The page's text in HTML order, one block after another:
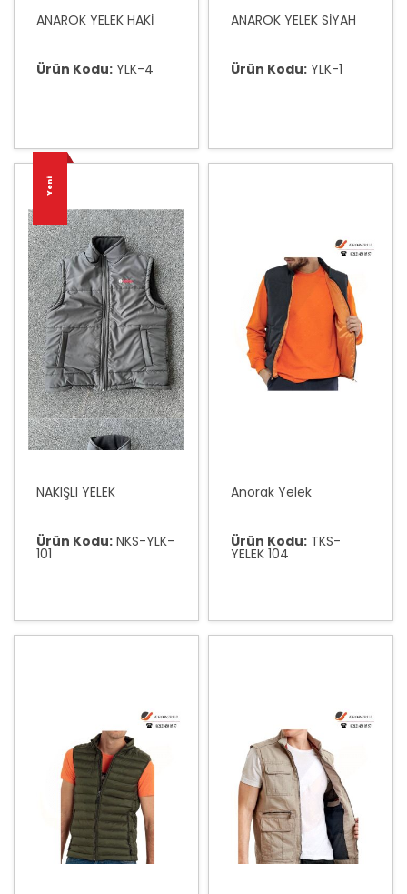
ANAROK YELEK HAKİ
Ürün Kodu: YLK-4
ANAROK YELEK SİYAH
Ürün Kodu: YLK-1
Yeni
NAKIŞLI YELEK
Ürün Kodu: NKS-YLK-
101
Anorak Yelek
Ürün Kodu: TKS-
YELEK 104